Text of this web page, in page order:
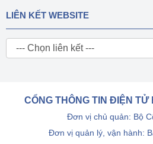
LIÊN KẾT WEBSITE
CỔNG THÔNG TIN ĐIỆN TỬ
Đơn vị chủ quản: Bộ
Đơn vị quản lý, vận hành: